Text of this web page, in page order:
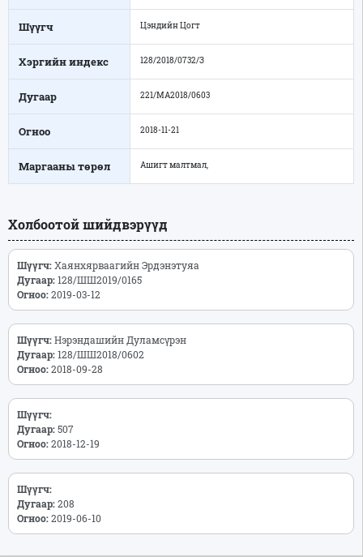
Шүүгч Цэндийн Цогт
Хэргийн индекс 128/2018/0732/З
Дугаар 221/МА2018/0603
Огноо 2018-11-21
Маргааны төрөл Ашигт малтмал,
Холбоотой шийдвэрүүд
Шүүгч:Хаянхярваагийн Эрдэнэтуяа
Дугаар:128/ШШ2019/0165
Огноо:2019-03-12
Шүүгч:Нэрэндашийн Дуламсүрэн
Дугаар:128/ШШ2018/0602
Огноо:2018-09-28
Шүүгч:
Дугаар:507
Огноо:2018-12-19
Шүүгч:
Дугаар:208
Огноо:2019-06-10